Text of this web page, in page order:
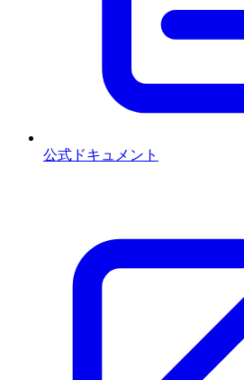
公式ドキュメント